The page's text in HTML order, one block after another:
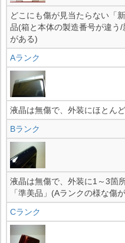
どこにも傷が見当たらない「
品(箱と本体の製造番号が違う
がある)
Aランク
液晶は無傷で、外装にほとん
Bランク
液晶は無傷で、外装に1～3箇
「準美品」(Aランクの様な傷
Cランク